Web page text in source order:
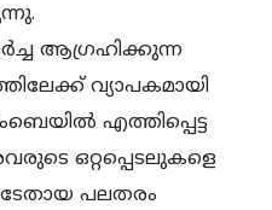
ആഗ്രഹിക്കുന്ന
വ്യാപകമായി
എത്തിപ്പെട്ട
ഒറ്റപ്പെടലുകളെ
പലതരം